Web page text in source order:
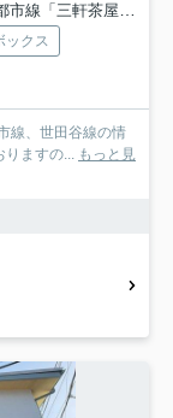
三軒茶屋」駅 徒歩15分
ックス
線、世田谷線の情
りますの... もっと見